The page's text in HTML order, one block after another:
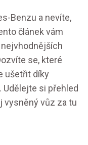
Benzu a nevíte,
článek vám
se, které
ušetřit díky
si přehled
vysněný vůz za tu